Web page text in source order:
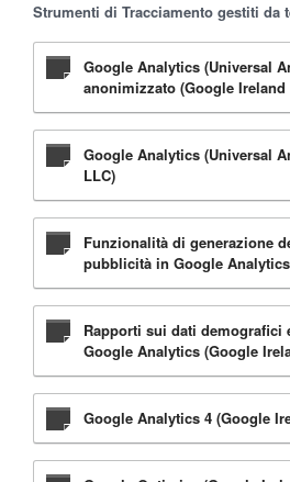
Strumenti di Tracciamento gestiti da
Google Analytics (Universal
anonimizzato (Google
Google Analytics (Universal
LLC)
Funzionalità di generazione
pubblicità in Google
Rapporti sui dati demografici
Google Analytics (Google
Google Analytics 4 (Google